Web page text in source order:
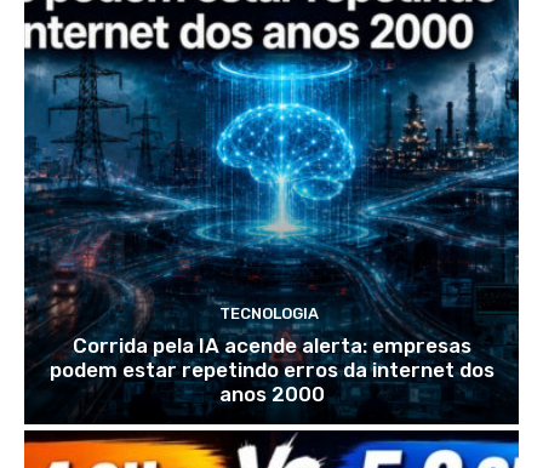
TECNOLOGIA
Corrida pela IA acende alerta: empresas
podem estar repetindo erros da internet dos
anos 2000